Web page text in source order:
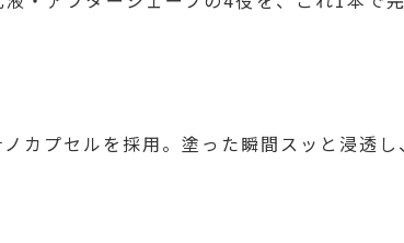
カプセルを採用。塗った瞬間スッと浸透し